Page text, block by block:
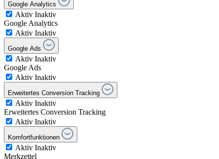
Google Analytics
Aktiv Inaktiv
Google Analytics
Aktiv Inaktiv
Google Ads
Aktiv Inaktiv
Google Ads
Aktiv Inaktiv
Erweitertes Conversion Tracking
Aktiv Inaktiv
Erweitertes Conversion Tracking
Aktiv Inaktiv
Komfortfunktionen
Aktiv Inaktiv
Merkzettel